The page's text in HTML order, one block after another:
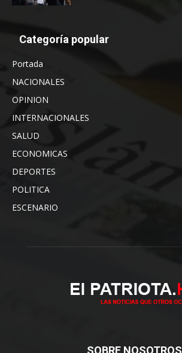
Categoría popular
Portada
NACIONALES
OPINION
INTERNACIONALES
SALUD
ECONOMICAS
DEPORTES
POLITICA
ESCENARIO